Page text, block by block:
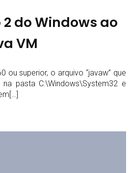
do Windows ao
VM
ou superior, o arquivo “javaw” que
pasta C:\Windows\System32 e